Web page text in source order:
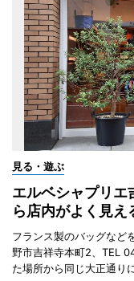
見る・遊ぶ
エルベシャプリ
ら店内がよく見え
フランス製のバッグなど
野市吉祥寺本町2、TEL
た場所から同じ大正通り